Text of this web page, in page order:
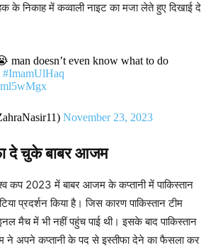
के निकाह में कव्वाली नाइट का मजा लेते हुए दिखाई दे
man doesn’t even know what to do
#ImamUlHaq
November 23, 2023
दे चुके बाबर आजम
कप 2023 में बाबर आजम के कप्तानी में पाकिस्तान
प्रदर्शन किया है। जिस कारण पाकिस्तान टीम
मैच में भी नहीं पहुंच पाई थी। इसके बाद पाकिस्तान
ने अपने कप्तानी के पद से इस्तीफा देने का फैसला कर